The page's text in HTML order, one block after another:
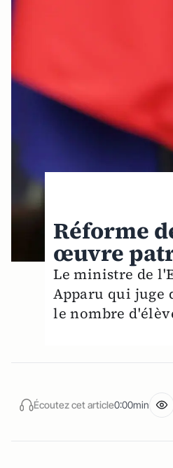
Réforme
œuvre
Le ministre de
Apparu qui juge
le nombre
Écoutez cet article0:00min